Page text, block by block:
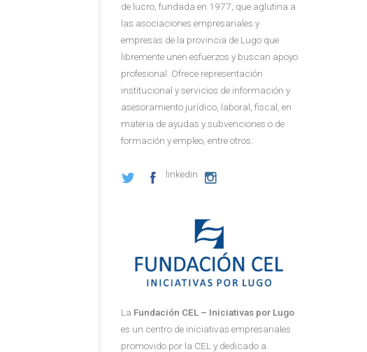
de lucro, fundada en 1977, que aglutina a
las asociaciones empresariales y
empresas de la provincia de Lugo que
libremente unen esfuerzos y buscan apoyo
profesional. Ofrece representación
institucional y servicios de información y
asesoramiento jurídico, laboral, fiscal, en
materia de ayudas y subvenciones o de
formación y empleo, entre otros.
linkedin
La Fundación CEL – Iniciativas por Lugo
es un centro de iniciativas empresariales
promovido por la CEL y dedicado a